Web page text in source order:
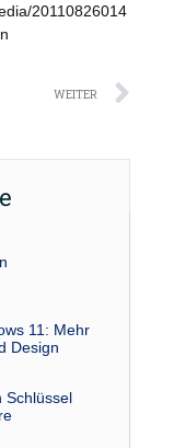
20110826014
WEITER
11: Mehr
Design
Schlüssel